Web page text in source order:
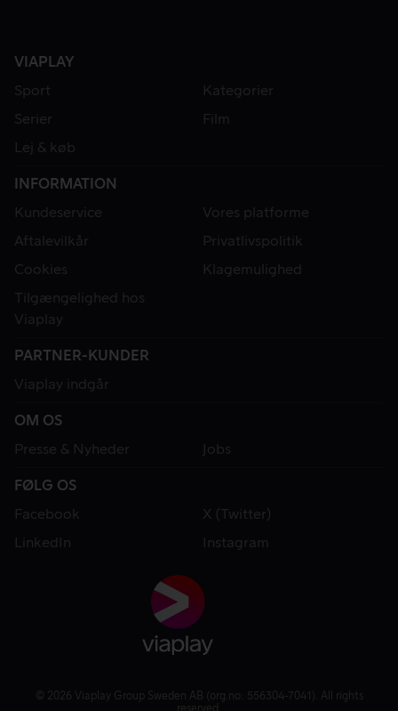
VIAPLAY
Sport
Kategorier
Serier
Film
Lej & køb
INFORMATION
Kundeservice
Vores platforme
Aftalevilkår
Privatlivspolitik
Cookies
Klagemulighed
Tilgængelighed hos
Viaplay
PARTNER-KUNDER
Viaplay indgår
OM OS
Presse & Nyheder
Jobs
FØLG OS
Facebook
X (Twitter)
LinkedIn
Instagram
© 2026 Viaplay Group Sweden AB (org.no: 556304-7041). All rights
reserved.